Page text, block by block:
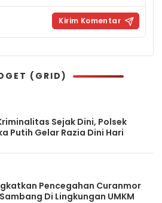
(GRID)
Sejak Dini, Polsek
Putih Gelar Razia Dini Hari
Pencegahan Curanmor
Di Lingkungan UMKM